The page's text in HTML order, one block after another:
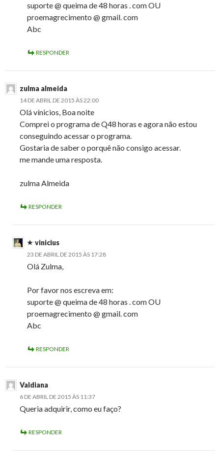
suporte @ queima de 48 horas . com OU
proemagrecimento @ gmail. com
Abc
RESPONDER
zulma almeida
14 DE ABRIL DE 2015 ÀS 22:00
Olá vínicios, Boa noite
Comprei o programa de Q48 horas e agora não estou
conseguindo acessar o programa.
Gostaria de saber o porquê não consigo acessar.
me mande uma resposta.
zulma Almeida
RESPONDER
vinicius
23 DE ABRIL DE 2015 ÀS 17:28
Olá Zulma,
Por favor nos escreva em:
suporte @ queima de 48 horas . com OU
proemagrecimento @ gmail. com
Abc
RESPONDER
Valdiana
6 DE ABRIL DE 2015 ÀS 11:37
Queria adquirir, como eu faço?
RESPONDER